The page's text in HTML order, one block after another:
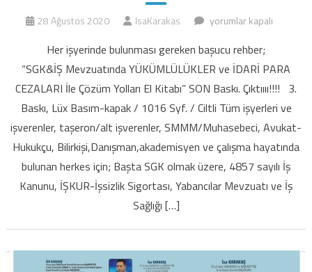
28 Ağustos 2020 IsaKarakas
Her
bulunması
gereken
“SGK&İŞ
Mevzuatında
YÜKÜMLÜLÜKLER
PARA
CEZALARI”
baskısı
için
yorumlar kapalı
Her işyerinde bulunması gereken başucu rehber;
“SGK&İŞ Mevzuatında YÜKÜMLÜLÜKLER ve İDARİ PARA
CEZALARI İle Çözüm Yolları El Kitabı” SON Baskı. Çıktıııı!!!! 3.
Baskı, Lüx Basım-kapak / 1016 Syf. / Ciltli Tüm işyerleri ve
işverenler, taşeron/alt işverenler, SMMM/Muhasebeci, Avukat-
Hukukçu, Bilirkişi,Danışman,akademisyen ve çalışma hayatında
bulunan herkes için; Başta SGK olmak üzere, 4857 sayılı İş
Kanunu, İŞKUR-İşsizlik Sigortası, Yabancılar Mevzuatı ve İş
Sağlığı […]